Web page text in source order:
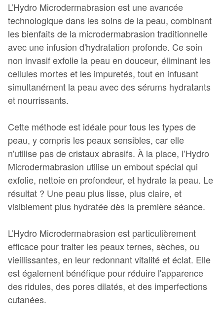
L’Hydro Microdermabrasion est une avancée
technologique dans les soins de la peau, combinant
les bienfaits de la microdermabrasion traditionnelle
avec une infusion d'hydratation profonde. Ce soin
non invasif exfolie la peau en douceur, éliminant les
cellules mortes et les impuretés, tout en infusant
simultanément la peau avec des sérums hydratants
et nourrissants.
Cette méthode est idéale pour tous les types de
peau, y compris les peaux sensibles, car elle
n'utilise pas de cristaux abrasifs. À la place, l’Hydro
Microdermabrasion utilise un embout spécial qui
exfolie, nettoie en profondeur, et hydrate la peau. Le
résultat ? Une peau plus lisse, plus claire, et
visiblement plus hydratée dès la première séance.
L’Hydro Microdermabrasion est particulièrement
efficace pour traiter les peaux ternes, sèches, ou
vieillissantes, en leur redonnant vitalité et éclat. Elle
est également bénéfique pour réduire l'apparence
des ridules, des pores dilatés, et des imperfections
cutanées.